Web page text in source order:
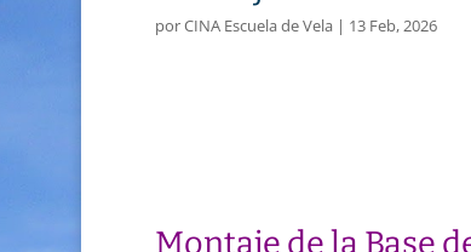
porCINA Escuela de Vela| 13 Feb, 2026
Montaje de la Base